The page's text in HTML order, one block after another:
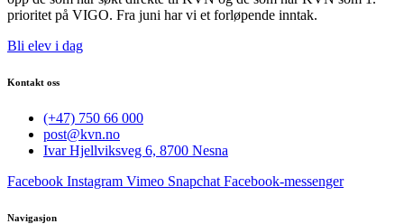
prioritet på VIGO. Fra juni har vi et forløpende inntak.
Bli elev i dag
Kontakt oss
(+47) 750 66 000
post@kvn.no
Ivar Hjellviksveg 6, 8700 Nesna
Facebook Instagram Vimeo Snapchat Facebook-messenger
Navigasjon